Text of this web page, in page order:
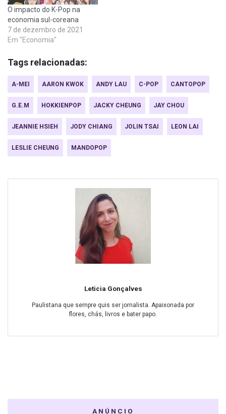
O impacto do K-Pop na
economia sul-coreana
7 de dezembro de 2021
Em "Economia"
Tags relacionadas:
A-MEI AARON KWOK ANDY LAU C-POP CANTOPOP
G.E.M HOKKIENPOP JACKY CHEUNG JAY CHOU
JEANNIE HSIEH JODY CHIANG JOLIN TSAI LEON LAI
LESLIE CHEUNG MANDOPOP
Leticia Gonçalves
Paulistana que sempre quis ser jornalista. Apaixonada por
flores, chás, livros e bater papo.
ANÚNCIO